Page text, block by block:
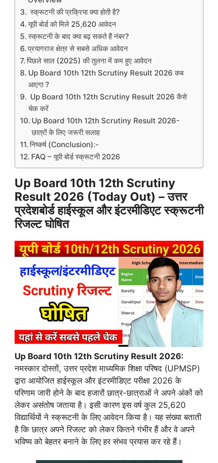
स्क्रूटनी की प्रक्रिया क्या होती है?
यूपी बोर्ड को मिले 25,620 आवेदन
स्क्रूटनी के बाद क्या बढ़ सकते हैं नंबर?
प्रयागराज क्षेत्र से सबसे अधिक आवेदन
पिछले साल (2025) की तुलना में कम हुए आवेदन
Up Board 10th 12th Scrutiny Result 2026 कब
आएगा ?
Up Board 10th 12th Scrutiny Result 2026 कैसे
चेक करें
Up Board 10th 12th Scrutiny Result 2026-
छात्रों के लिए जरूरी सलाह
निष्कर्ष (Conclusion):-
FAQ – यूपी बोर्ड स्क्रूटनी 2026
Up Board 10th 12th Scrutiny
Result 2026 (Today Out) – उत्तर
प्रदेशबोर्ड हाईस्कूल और इंटरमीडिएट स्क्रूटनी
रिजल्ट घोषित
Up Board 10th 12th Scrutiny Result 2026:
नमस्कार दोस्तों, उत्तर प्रदेश माध्यमिक शिक्षा परिषद (UPMSP)
द्वारा आयोजित हाईस्कूल और इंटरमीडिएट परीक्षा 2026 के
परिणाम जारी होने के बाद हजारों छात्र-छात्राओं ने अपने अंकों को
लेकर असंतोष जताया है। इसी कारण इस वर्ष कुल 25,620
विद्यार्थियों ने स्क्रूटनी के लिए आवेदन किया है। यह संख्या बताती
है कि छात्र अपने रिजल्ट को लेकर कितने गंभीर हैं और वे अपने
भविष्य को बेहतर बनाने के लिए हर संभव प्रयास कर रहे हैं।